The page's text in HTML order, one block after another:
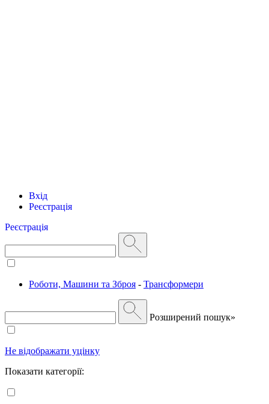
Вхід
Реєстрація
Реєстрація
Роботи, Машини та Зброя - Трансформери
Розширений пошук»
Не відображати уцінку
Показати категорії: